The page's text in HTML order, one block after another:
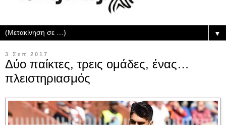
▼
3 Σεπ 2017
Δύο παίκτες, τρεις ομάδες, ένας…
πλειστηριασμός